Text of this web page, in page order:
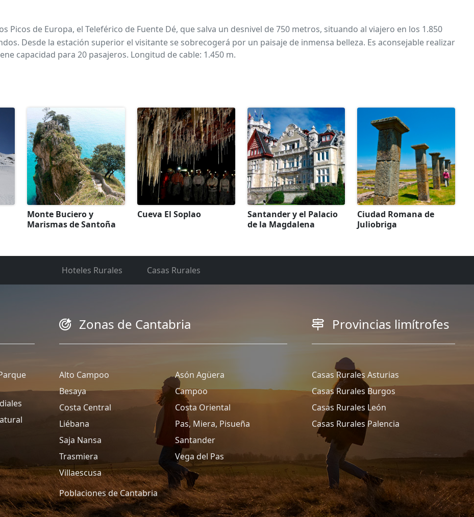
Picos de Europa, el Teleférico de Fuente Dé, que salva un desnivel de 750 metros, situando al viajero en los 1.850
Desde la estación superior el visitante se sobrecogerá por un paisaje de inmensa belleza. Es aconsejable realizar
capacidad para 20 pasajeros. Longitud de cable: 1.450 m.
Monte Buciero y
Marismas de Santoña
Cueva El Soplao
Santander y el Palacio
de la Magdalena
Ciudad Romana de
Juliobriga
Hoteles Rurales Casas Rurales
Zonas de Cantabria
Alto Campoo
Asón Agüera
Besaya
Campoo
Costa Central
Costa Oriental
Liébana
Pas, Miera, Pisueña
Saja Nansa
Santander
Trasmiera
Vega del Pas
Villaescusa
Poblaciones de Cantabria
Provincias limítrofes
Casas Rurales Asturias
Casas Rurales Burgos
Casas Rurales León
Casas Rurales Palencia